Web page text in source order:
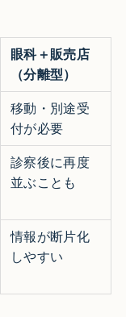
眼科＋販売店
（分離型）
移動・別途受
付が必要
診察後に再度
並ぶことも
情報が断片化
しやすい